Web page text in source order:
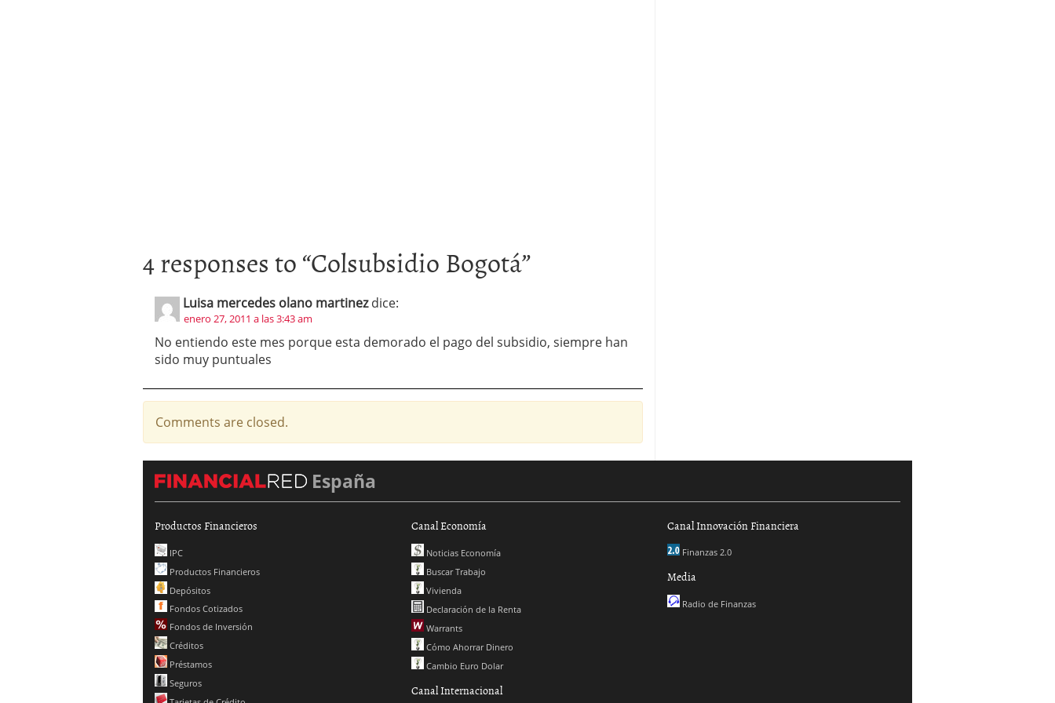
4 responses to “Colsubsidio Bogotá”
Luisa mercedes olano martinez dice:
enero 27, 2011 a las 3:43 am
No entiendo este mes porque esta demorado el pago del subsidio, siempre han
sido muy puntuales
Comments are closed.
España
Productos Financieros
IPC
Productos Financieros
Depósitos
Fondos Cotizados
Fondos de Inversión
Créditos
Préstamos
Seguros
Canal Economía
Noticias Economía
Buscar Trabajo
Vivienda
Declaración de la Renta
Warrants
Cómo Ahorrar Dinero
Cambio Euro Dolar
Canal Internacional
Canal Innovación Financiera
Finanzas 2.0
Media
Radio de Finanzas